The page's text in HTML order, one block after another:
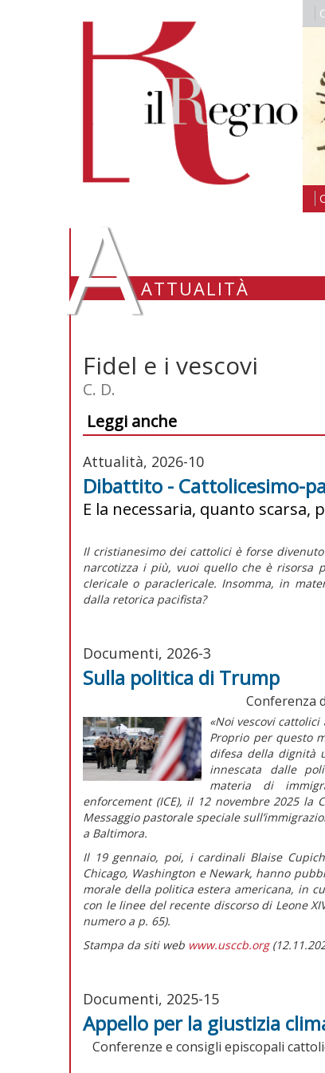
AATTUALITÀ
Fidel e i vescovi
C. D.
Leggi anche
Attualità, 2026-10
Dibattito - Cattolicesimo-
E la necessaria, quanto scarsa,
Il cristianesimo dei cattolici è forse
narcotizza i più, vuoi quello che è risorsa
clericale o paraclericale. Insomma, in
dalla retorica pacifista?
Documenti, 2026-3
Sulla politica di Trump
Conferenza
«Noi vescovi
Proprio per questo
difesa della dignità
innescata dalle
materia di
enforcement (ICE), il 12 novembre 2025
Messaggio pastorale speciale
a Baltimora.
Il 19 gennaio, poi, i cardinali Blaise
Chicago, Washington e Newark, hanno
morale della politica estera americana, in
con le linee del recente discorso di Leone
numeroa p. 65).
Stampa da siti web www.usccb.org
Documenti, 2025-15
Appello per la giustizia
Conferenze e consigli episcopali